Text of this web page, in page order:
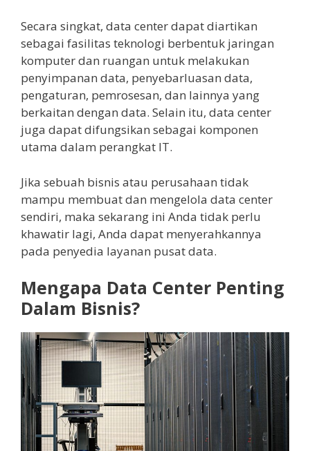
Secara singkat, data center dapat diartikan
sebagai fasilitas teknologi berbentuk jaringan
komputer dan ruangan untuk melakukan
penyimpanan data, penyebarluasan data,
pengaturan, pemrosesan, dan lainnya yang
berkaitan dengan data. Selain itu, data center
juga dapat difungsikan sebagai komponen
utama dalam perangkat IT.
Jika sebuah bisnis atau perusahaan tidak
mampu membuat dan mengelola data center
sendiri, maka sekarang ini Anda tidak perlu
khawatir lagi, Anda dapat menyerahkannya
pada penyedia layanan pusat data.
Mengapa Data Center Penting
Dalam Bisnis?